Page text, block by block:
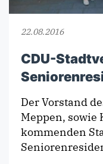
22.08.2016
CDU-
Der Vorstand
Meppen, sowie
kommenden